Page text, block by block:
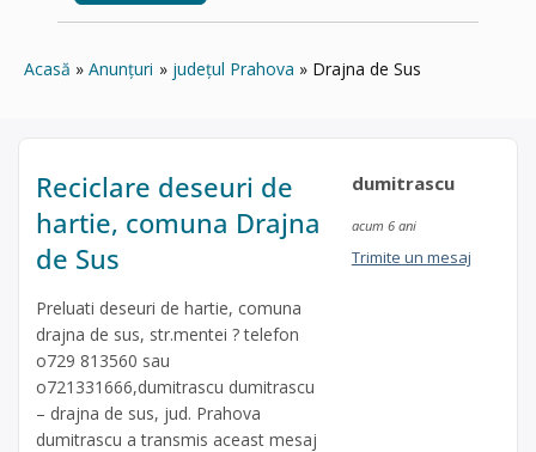
Acasă Anunțuri județul Prahova Drajna de Sus
Reciclare deseuri de
hartie, comuna Drajna
de Sus
Preluati deseuri de hartie, comuna
drajna de sus, str.mentei ? telefon
o729 813560 sau
o721331666,dumitrascu dumitrascu
– drajna de sus, jud. Prahova
dumitrascu a transmis aceast mesaj
dumitrascu
acum 6 ani
Trimite un mesaj